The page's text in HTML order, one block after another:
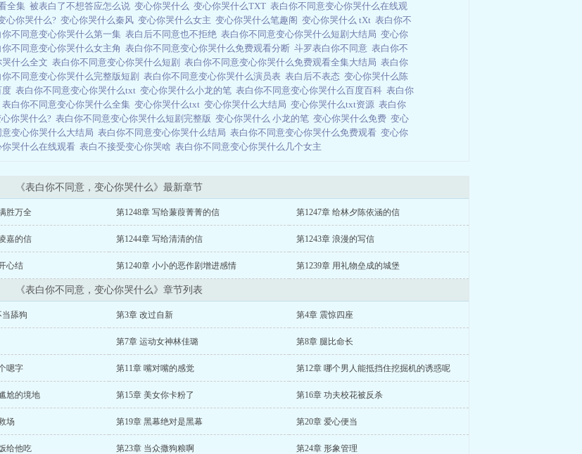
全集 被表白了不想答应怎么说 变心你哭什么 变心你哭什么TXT 表白你不同意变心你哭什么在线观
心你哭什么? 变心你哭什么秦风 变心你哭什么女主 变心你哭什么笔趣阁 变心你哭什么 tXt 表白你不
你不同意变心你哭什么第一集 表白后不同意也不拒绝 表白你不同意变心你哭什么短剧大结局 变心你
你不同意变心你哭什么女主角 表白你不同意变心你哭什么免费观看分断 斗罗表白你不同意 表白你不
什么全文 表白你不同意变心你哭什么短剧 表白你不同意变心你哭什么免费观看全集大结局 表白你
你不同意变心你哭什么完整版短剧 表白你不同意变心你哭什么演员表 表白后不表态 变心你哭什么陈
度 表白你不同意变心你哭什么txt 变心你哭什么小龙的笔 表白你不同意变心你哭什么百度百科 表白你
表白你不同意变心你哭什么全集 变心你哭什么txt 变心你哭什么大结局 变心你哭什么txt资源 表白你
你哭什么? 表白你不同意变心你哭什么短剧完整版 变心你哭什么 小龙的笔 变心你哭什么免费 变心
变心你哭什么大结局 表白你不同意变心你哭什么结局 表白你不同意变心你哭什么免费观看 变心你
你哭什么在线观看 表白不接受变心你哭啥 表白你不同意变心你哭什么几个女主
《表白你不同意，变心你哭什么》最新章节
胜万全 第1248章 写给蒹葭菁菁的信 第1247章 给林夕陈依涵的信
嘉的信 第1244章 写给清清的信 第1243章 浪漫的写信
心结 第1240章 小小的恶作剧增进感情 第1239章 用礼物垒成的城堡
《表白你不同意，变心你哭什么》章节列表
舔狗 第3章 改过自新 第4章 震惊四座
第7章 运动女神林佳璐 第8章 腿比命长
嗯字 第11章 嘴对嘴的感觉 第12章 哪个男人能抵挡住挖掘机的诱惑呢
尬的境地 第15章 美女你卡粉了 第16章 功夫校花被反杀
场 第19章 黑幕绝对是黑幕 第20章 爱心便当
给他吃 第23章 当众撒狗粮啊 第24章 形象管理